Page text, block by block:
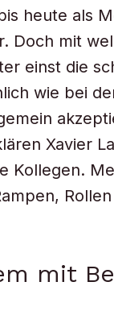
heute als
Doch mit
einst die
wie bei
Xavier
Kollegen.
mit